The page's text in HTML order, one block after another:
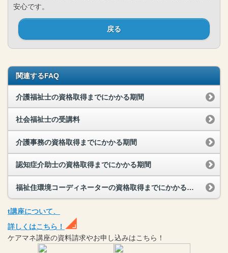
安心です。
戻る
関連するFAQ
介護福祉士の資格取得までにかかる期間
社会福祉士の受講料
介護事務の資格取得までにかかる期間
認知症介助士の資格取得までにかかる期間
福祉住環境コーディネーターの資格取得までにかかる期間
t講座について、
詳しくはこちら！
ケアマネ講座の資料請求やお申し込みはこちら！